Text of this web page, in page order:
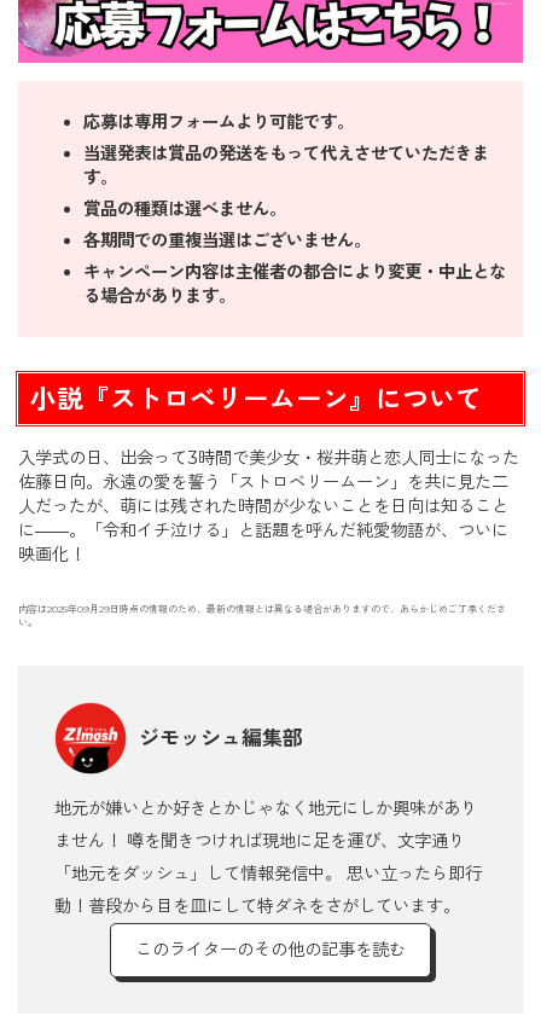
応募は専用フォームより可能です。
当選発表は賞品の発送をもって代えさせていただきま
す。
賞品の種類は選べません。
各期間での重複当選はございません。
キャンペーン内容は主催者の都合により変更・中止とな
る場合があります。
小説『ストロベリームーン』について
入学式の日、出会って3時間で美少女・桜井萌と恋人同士になった
佐藤日向。永遠の愛を誓う「ストロベリームーン」を共に見た二
人だったが、萌には残された時間が少ないことを日向は知ること
に――。「令和イチ泣ける」と話題を呼んだ純愛物語が、ついに
映画化！
内容は2025年09月29日時点の情報のため、最新の情報とは異なる場合がありますので、あらかじめご了承くださ
い。
ジモッシュ編集部
地元が嫌いとか好きとかじゃなく地元にしか興味があり
ません！ 噂を聞きつければ現地に足を運び、文字通り
「地元をダッシュ」して情報発信中。 思い立ったら即行
動！普段から目を皿にして特ダネをさがしています。
このライターのその他の記事を読む